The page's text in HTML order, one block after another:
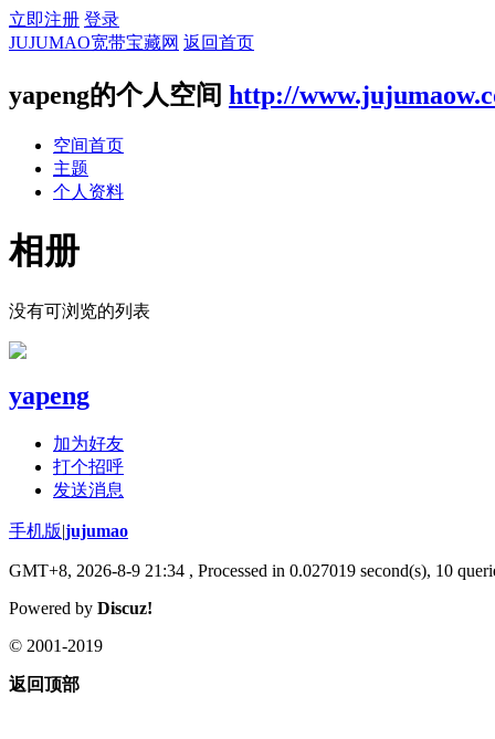
立即注册 登录
JUJUMAO宽带宝藏网 返回首页
yapeng的个人空间 http://
空间首页
主题
个人资料
相册
没有可浏览的列表
yapeng
加为好友
打个招呼
发送消息
手机版|jujumao
GMT+8, 2026-8-9 21:34 , Processed in 0.027019 second(s), 10
Powered by Discuz!
© 2001-2019
返回顶部